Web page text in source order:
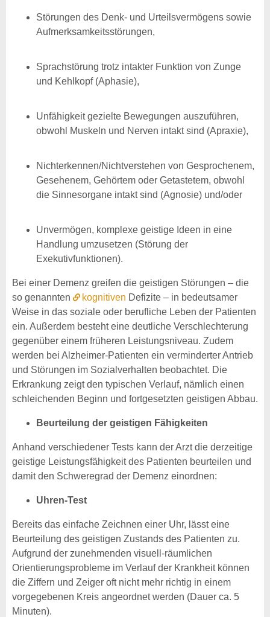
Störungen des Denk- und Urteilsvermögens sowie
Aufmerksamkeitsstörungen,
Sprachstörung trotz intakter Funktion von Zunge
und Kehlkopf (Aphasie),
Unfähigkeit gezielte Bewegungen auszuführen,
obwohl Muskeln und Nerven intakt sind (Apraxie),
Nichterkennen/Nichtverstehen von Gesprochenem,
Gesehenem, Gehörtem oder Getastetem, obwohl
die Sinnesorgane intakt sind (Agnosie) und/oder
Unvermögen, komplexe geistige Ideen in eine
Handlung umzusetzen (Störung der
Exekutivfunktionen).
Bei einer Demenz greifen die geistigen Störungen – die
so genannten
kognitiven Defizite – in bedeutsamer
Weise in das soziale oder berufliche Leben der Patienten
ein. Außerdem besteht eine deutliche Verschlechterung
gegenüber einem früheren Leistungsniveau. Zudem
werden bei Alzheimer-Patienten ein verminderter Antrieb
und Störungen im Sozialverhalten beobachtet. Die
Erkrankung zeigt den typischen Verlauf, nämlich einen
schleichenden Beginn und fortgesetzten geistigen Abbau.
Beurteilung der geistigen Fähigkeiten
Anhand verschiedener Tests kann der Arzt die derzeitige
geistige Leistungsfähigkeit des Patienten beurteilen und
damit den Schweregrad der Demenz einordnen:
Uhren-Test
Bereits das einfache Zeichnen einer Uhr, lässt eine
Beurteilung des geistigen Zustands des Patienten zu.
Aufgrund der zunehmenden visuell-räumlichen
Orientierungsprobleme im Verlauf der Krankheit können
die Ziffern und Zeiger oft nicht mehr richtig in einem
vorgegebenen Kreis angeordnet werden (Dauer ca. 5
Minuten).